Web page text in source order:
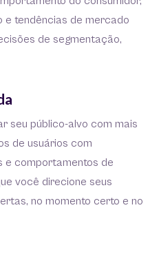
e tendências de mercado
de segmentação,
seu público-alvo com mais
de usuários com
e comportamentos de
você direcione seus
no momento certo e no